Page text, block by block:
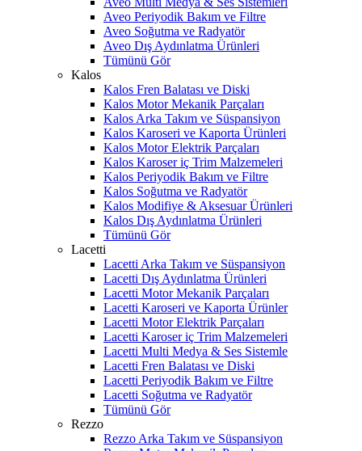
Aveo Periyodik Bakım ve Filtre
Aveo Soğutma ve Radyatör
Aveo Dış Aydınlatma Ürünleri
Tümünü Gör
Kalos
Kalos Fren Balatası ve Diski
Kalos Motor Mekanik Parçaları
Kalos Arka Takım ve Süspansiyon
Kalos Karoseri ve Kaporta Ürünleri
Kalos Motor Elektrik Parçaları
Kalos Karoser iç Trim Malzemeleri
Kalos Periyodik Bakım ve Filtre
Kalos Soğutma ve Radyatör
Kalos Modifiye & Aksesuar Ürünleri
Kalos Dış Aydınlatma Ürünleri
Tümünü Gör
Lacetti
Lacetti Arka Takım ve Süspansiyon
Lacetti Dış Aydınlatma Ürünleri
Lacetti Motor Mekanik Parçaları
Lacetti Karoseri ve Kaporta Ürünler
Lacetti Motor Elektrik Parçaları
Lacetti Karoser iç Trim Malzemeleri
Lacetti Multi Medya & Ses Sistemle
Lacetti Fren Balatası ve Diski
Lacetti Periyodik Bakım ve Filtre
Lacetti Soğutma ve Radyatör
Tümünü Gör
Rezzo
Rezzo Arka Takım ve Süspansiyon